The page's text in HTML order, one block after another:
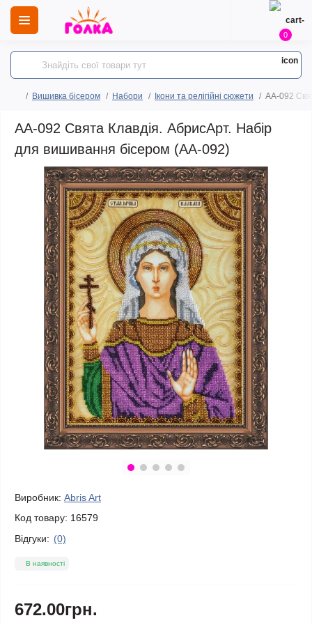
0
Вишивка бісером Набори Ікони та релігійні сюжети AA-092
AA-092 Свята Клавдія. АбрисАрт. Набір
для вишивання бісером (АА-092)
Виробник: Abris Art
Код товару: 16579
Відгуки: (0)
В наявності
672.00грн.